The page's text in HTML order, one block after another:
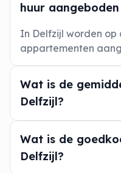
huur
In Delfzijl worden op
appartementen
Wat is de
Delfzijl?
Wat is de
Delfzijl?